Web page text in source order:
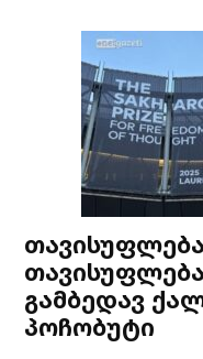
გამბედავ
პოჩობუტი